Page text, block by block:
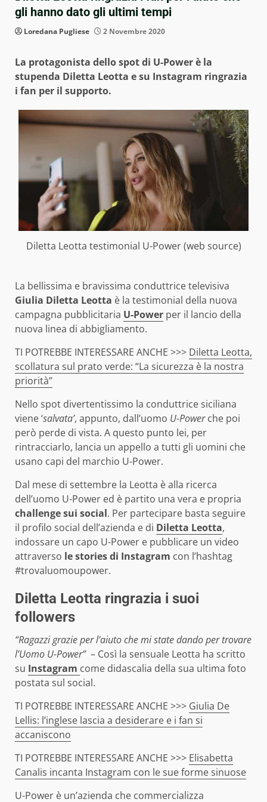
gli hanno dato gli ultimi tempi
Loredana Pugliese 2 Novembre 2020
La protagonista dello spot di U-Power è la
stupenda Diletta Leotta e su Instagram ringrazia
i fan per il supporto.
Diletta Leotta testimonial U-Power (web source)
La bellissima e bravissima conduttrice televisiva
Giulia Diletta Leotta è la testimonial della nuova
campagna pubblicitaria U-Power per il lancio della
nuova linea di abbigliamento.
TI POTREBBE INTERESSARE ANCHE >>> Diletta Leotta,
scollatura sul prato verde: “La sicurezza è la nostra
priorità”
Nello spot divertentissimo la conduttrice siciliana
viene ‘salvata’, appunto, dall’uomo U-Powerche poi
però perde di vista. A questo punto lei, per
rintracciarlo, lancia un appello a tutti gli uomini che
usano capi del marchio U-Power.
Dal mese di settembre la Leotta è alla ricerca
dell’uomo U-Power ed è partito una vera e propria
challenge sui social. Per partecipare basta seguire
il profilo social dell’azienda e di Diletta Leotta,
indossare un capo U-Power e pubblicare un video
attraverso le stories di Instagram con l’hashtag
#trovaluomoupower.
Diletta Leotta ringrazia i suoi
followers
“Ragazzi grazie per l’aiuto che mi state dando per trovare
l’Uomo U-Power”– Così la sensuale Leotta ha scritto
su Instagram come didascalia della sua ultima foto
postata sul social.
TI POTREBBE INTERESSARE ANCHE >>> Giulia De
Lellis: l’inglese lascia a desiderare e i fan si
accaniscono
TI POTREBBE INTERESSARE ANCHE >>> Elisabetta
Canalis incanta Instagram con le sue forme sinuose
U-Power è un’azienda che commercializza